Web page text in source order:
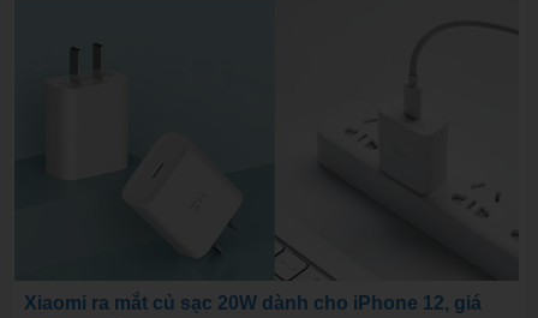
Xiaomi ra mắt củ sạc 20W dành cho iPhone 12, giá